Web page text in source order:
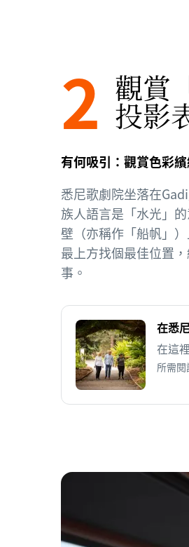
2 觀賞
投影
有何吸引：觀賞色彩
悉尼歌劇院坐落在
族人語言是「水光」
壁（亦稱作「船帆」
最上方找個最佳位置
事。
在悉
在這
所需